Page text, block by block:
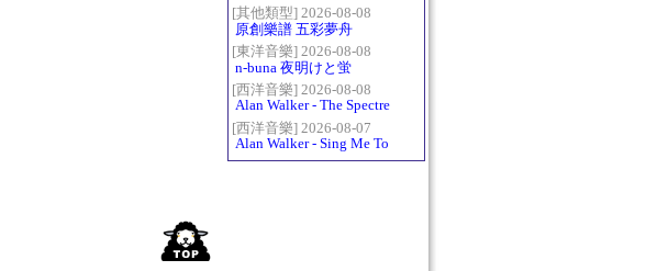
白鎮BGM (Littleroot Town)
[其他類型] 2026-08-08
原創樂譜 五彩夢舟
[東洋音樂] 2026-08-08
n-buna 夜明けと蛍
[西洋音樂] 2026-08-08
Alan Walker - The Spectre
[西洋音樂] 2026-08-07
Alan Walker - Sing Me To
Sleep